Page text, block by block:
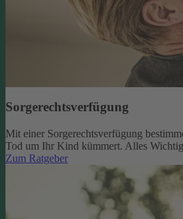
Sorgerechtsverfügung
Mit einer Sorgerechtsverfügung
Tod um Ihr Kind kümmert. Alles
Zum Ratgeber